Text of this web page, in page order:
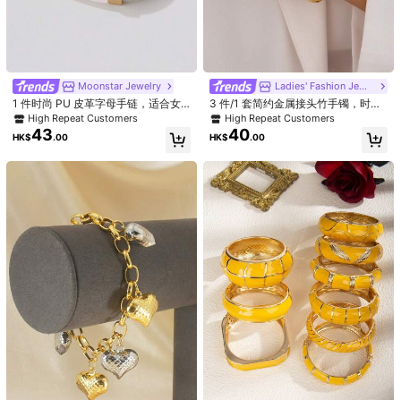
HK$31.00
12 件套金色手镯，款式多样，包括光滑的链，时尚百搭的首饰套
装，适合女性日常佩戴
Hong Kong China
免運費(Orders ≥ HK$199.00)
​Est. Delivery: 8月11日 - 8月12日
Items in this category cannot be returned or exchanged.
安全支付 · 隱私保護
Product Details
4.94 215 追蹤者
4.94 215 追蹤者
4.94
Moonstar Jewelry
1 件时尚 PU 皮革字母手链，适合女
性日常佩戴
High Repeat Customers
僅剩1件
High Repeat Customers
僅剩1件
High Repeat Customers
僅剩1件
僅剩1件
HK$43.00
Ladies' Fashion Jewelry
3 件/1 套简约金属接头竹手镯，时尚
欧美风格，适合女性日常佩戴
High Repeat Customers
僅剩1件
High Repeat Customers
僅剩1件
High Repeat Customers
僅剩1件
僅剩1件
HK$40.00